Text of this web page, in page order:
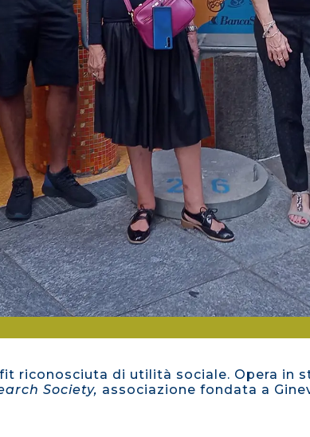
riconosciuta di utilità sociale. Opera in
Society, associazione fondata a